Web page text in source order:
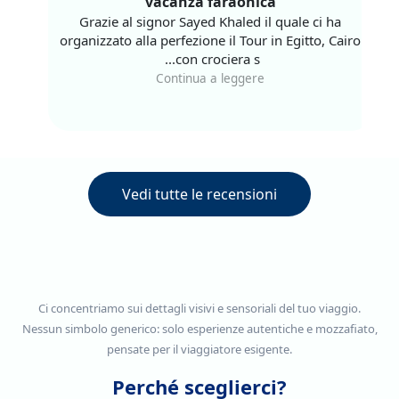
personalizzate per cui i prezzi variano a seconda di fattori
periodo scelto per la vacanza in Egitto a bordi della
dahabeya
della Dahabeya, conraffinate cabine,zone panoramiche
earee comuninelle quali si potrà godere dell’ impeccabile
a bordo.
Grazie al signor Sayed Khaled il quale ci ha
organizzato alla perfezione il Tour in Egitto,
con crociera s...
Continua a leggere
Vedi tutte le recensioni
Ci concentriamo sui dettagli visivi e sensoriali del tuo viaggio.
Nessun simbolo generico: solo esperienze autentiche e mozzafiato,
pensate per il viaggiatore esigente.
Perché sceglierci?